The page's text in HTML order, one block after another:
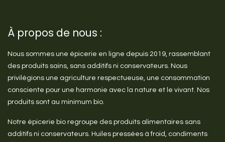
À propos de nous :
Nous sommes une épicerie en ligne depuis 2019, rassemblant
des produits sains, sans additifs ni conservateurs. Nous
privilégions une agriculture respectueuse, une consommation
consciente pour une harmonie avec la nature et le vivant. Nos
produits sont au minimum bio.
Notre épicerie bio regroupe des produits alimentaires sans
additifs ni conservateurs. Huiles pressées à froid, condiments